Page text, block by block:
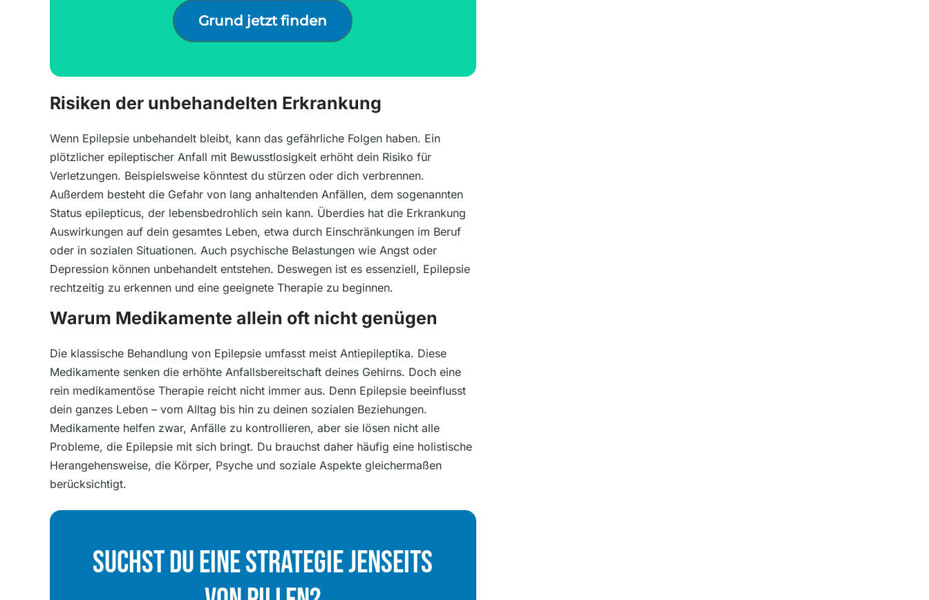
Grund jetzt finden
Risiken der unbehandelten Erkrankung
Wenn Epilepsie unbehandelt bleibt, kann das gefährliche Folgen haben. Ein
plötzlicher epileptischer Anfall mit Bewusstlosigkeit erhöht dein Risiko für
Verletzungen. Beispielsweise könntest du stürzen oder dich verbrennen.
Außerdem besteht die Gefahr von lang anhaltenden Anfällen, dem sogenannten
Status epilepticus, der lebensbedrohlich sein kann. Überdies hat die Erkrankung
Auswirkungen auf dein gesamtes Leben, etwa durch Einschränkungen im Beruf
oder in sozialen Situationen. Auch psychische Belastungen wie Angst oder
Depression können unbehandelt entstehen. Deswegen ist es essenziell, Epilepsie
rechtzeitig zu erkennen und eine geeignete Therapie zu beginnen.
Warum Medikamente allein oft nicht genügen
Die klassische Behandlung von Epilepsie umfasst meist Antiepileptika. Diese
Medikamente senken die erhöhte Anfallsbereitschaft deines Gehirns. Doch eine
rein medikamentöse Therapie reicht nicht immer aus. Denn Epilepsie beeinflusst
dein ganzes Leben – vom Alltag bis hin zu deinen sozialen Beziehungen.
Medikamente helfen zwar, Anfälle zu kontrollieren, aber sie lösen nicht alle
Probleme, die Epilepsie mit sich bringt. Du brauchst daher häufig eine holistische
Herangehensweise, die Körper, Psyche und soziale Aspekte gleichermaßen
berücksichtigt.
Suchst Du Eine Strategie Jenseits